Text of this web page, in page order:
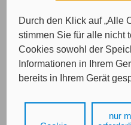
Durch den Klick auf „Alle
stimmen Sie für alle nicht
Cookies sowohl der
Informationen in Ihrem
bereits in Ihrem Gerät
Ihrer Daten zu den
Datenschutzhinweisen
nur